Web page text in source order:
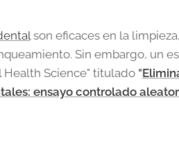
son eficaces en la
Sin embargo, un
Health Science" titulado"
ensayo controlado